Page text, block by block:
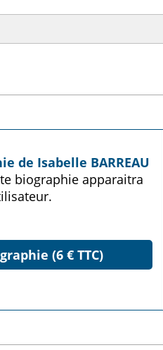
de Isabelle BARREAU
biographie apparaitra
(6 € TTC)